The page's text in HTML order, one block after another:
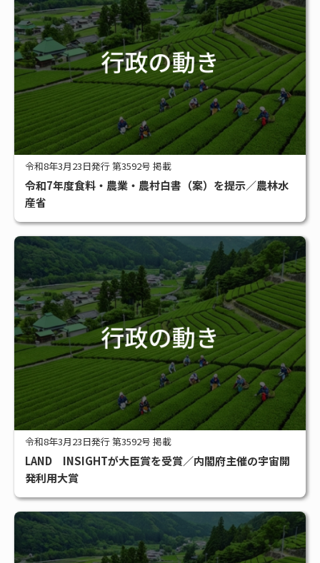
令和8年3月23日発行 第3592号 掲載
令和7年度食料・農業・農村白書（案）を提示／農林水
産省
令和8年3月23日発行 第3592号 掲載
LAND INSIGHTが大臣賞を受賞／内閣府主催の宇宙開
発利用大賞